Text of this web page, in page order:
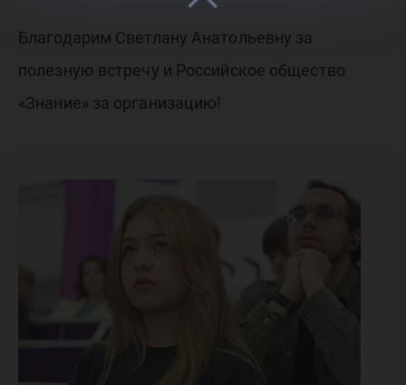
Благодарим Светлану Анатольевну за
полезную встречу и Российское общество
«Знание» за организацию!